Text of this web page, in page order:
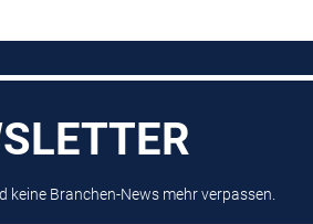
keine Branchen-News mehr verpassen.